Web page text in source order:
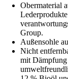
Obermaterial
Group.
Außensohle
Nicht
mit